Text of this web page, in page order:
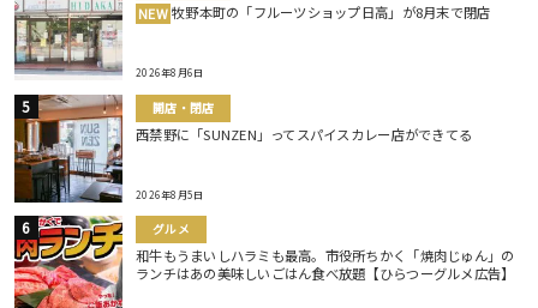
NEW 牧野本町の「フルーツショップ日高」が8月末で閉店
2026年8月6日
開店・閉店
西禁野に「SUNZEN」ってスパイスカレー店ができてる
2026年8月5日
グルメ
和牛もうまいしハラミも最高。市役所ちかく「焼肉じゅん」の
ランチはあの美味しいごはん食べ放題【ひらつーグルメ広告】